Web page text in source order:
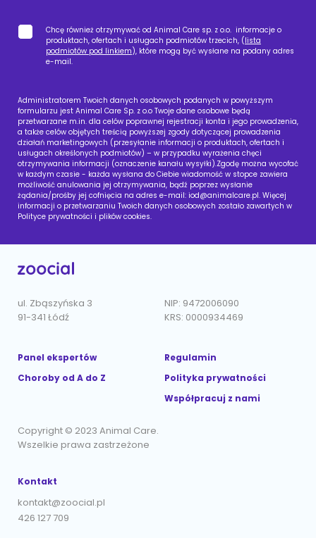
Chcę również otrzymywać od Animal Care sp. z o.o. informacje o
produktach, ofertach i usługach podmiotów trzecich, (lista
podmiotów pod linkiem), które mogą być wysłane na podany adres
e-mail.
Administratorem Twoich danych osobowych podanych w powyższym
formularzu jest Animal Care Sp. z o.o Twoje dane osobowe będą
przetwarzane m.in. dla celów poprawnej rejestracji konta i jego prowadzenia,
a także celów objętych treścią powyższej zgody dotyczącej prowadzenia
działań marketingowych (przesyłanie informacji o produktach, ofertach i
usługach określonych podmiotów) – w przypadku wyrażenia chęci
otrzymywania informacji (oznaczenie kanału wysyłki).Zgodę można wycofać
w każdym czasie - każda wysłana do Ciebie wiadomość w stopce zawiera
możliwość anulowania jej otrzymywania, bądź poprzez wysłanie
żądania/prośby jej cofnięcia na adres e-mail: iod@animalcare.pl. Więcej
informacji o przetwarzaniu Twoich danych osobowych zostało zawartych w
Polityce prywatności i plików cookies.
ul. Zbąszyńska 3
91-341 Łódź
NIP: 9472006090
KRS: 0000934469
Panel ekspertów
Choroby od A do Z
Regulamin
Polityka prywatności
Współpracuj z nami
Copyright © 2023 Animal Care.
Wszelkie prawa zastrzeżone
Kontakt
kontakt@zoocial.pl
426 127 709